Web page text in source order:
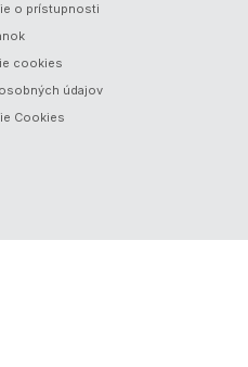
o prístupnosti
cookies
údajov
Cookies